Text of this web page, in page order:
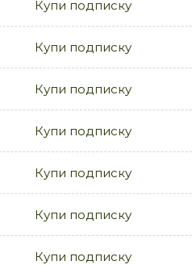
Купи подписку
Купи подписку
Купи подписку
Купи подписку
Купи подписку
Купи подписку
Купи подписку